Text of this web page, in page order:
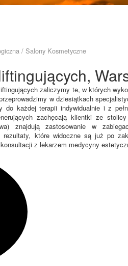
/ Salony Kosmetyczne
zaliczymy te, w których
w dziesiątkach
każdej terapii indywidualnie i z
zachęcają klientki ze
znajdują zastosowanie w
rezultaty, które widoczne są już po
z lekarzem medycyny